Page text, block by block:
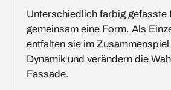
Unterschiedlich farbig gefasste
gemeinsam eine Form. Als
entfalten sie im Zusammenspiel
Dynamik und verändern die
Fassade.